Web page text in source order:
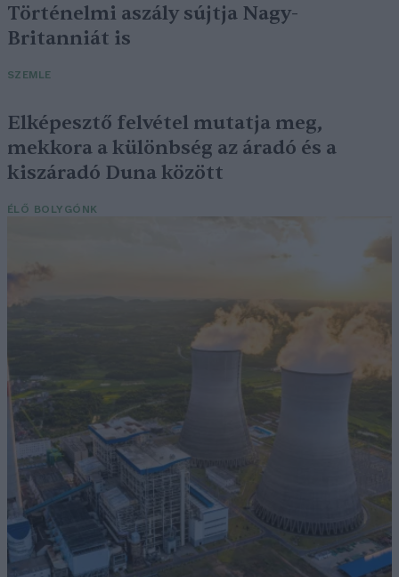
Történelmi aszály sújtja Nagy-
Britanniát is
SZEMLE
Elképesztő felvétel mutatja meg,
mekkora a különbség az áradó és a
kiszáradó Duna között
ÉLŐ BOLYGÓNK